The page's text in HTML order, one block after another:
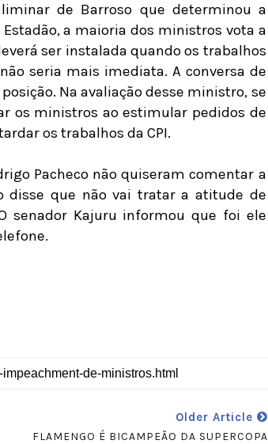
de Barroso que determinou a
a maioria dos ministros vota a
ser instalada quando os trabalhos
seria mais imediata. A conversa de
Na avaliação desse ministro, se
os ministros ao estimular pedidos de
os trabalhos da CPI.
Pacheco não quiseram comentar a
disse que não vai tratar a atitude de
senador Kajuru informou que foi ele
Older Article
FLAMENGO É BICAMPEÃO DA SUPERCOPA